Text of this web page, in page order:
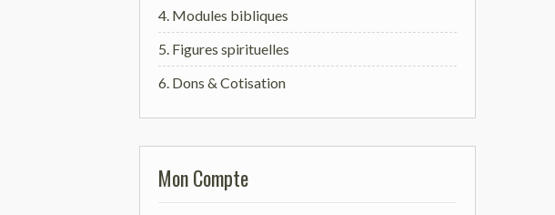
4. Modules bibliques
5. Figures spirituelles
6. Dons & Cotisation
Mon Compte